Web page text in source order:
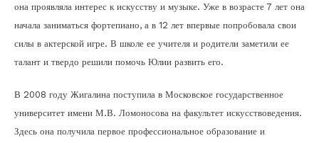
она проявляла интерес к искусству и музыке. Уже в возрасте 7 лет она
начала заниматься фортепиано, а в 12 лет впервые попробовала свои
силы в актерской игре. В школе ее учителя и родители заметили ее
талант и твердо решили помочь Юлии развить его.
В 2008 году Жигалина поступила в Московское государственное
университет имени М.В. Ломоносова на факультет искусствоведения.
Здесь она получила первое профессиональное образование и